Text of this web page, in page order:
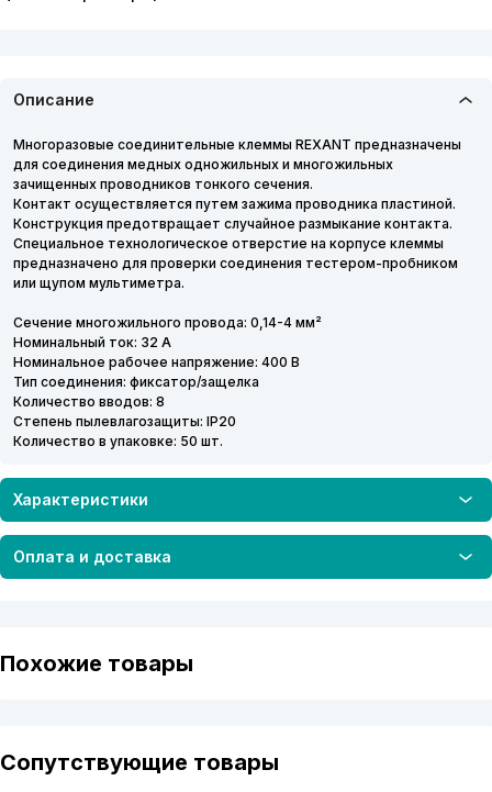
Описание
Многоразовые соединительные клеммы REXANT предназначены
для соединения медных одножильных и многожильных
зачищенных проводников тонкого сечения.
Контакт осуществляется путем зажима проводника пластиной.
Конструкция предотвращает случайное размыкание контакта.
Специальное технологическое отверстие на корпусе клеммы
предназначено для проверки соединения тестером-пробником
или щупом мультиметра.
Сечение многожильного провода: 0,14-4 мм²
Номинальный ток: 32 А
Номинальное рабочее напряжение: 400 В
Тип соединения: фиксатор/защелка
Количество вводов: 8
Степень пылевлагозащиты: IP20
Количество в упаковке: 50 шт.
Характеристики
Оплата и доставка
Похожие товары
Сопутствующие товары